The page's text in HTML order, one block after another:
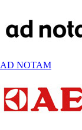
AD NOTAM